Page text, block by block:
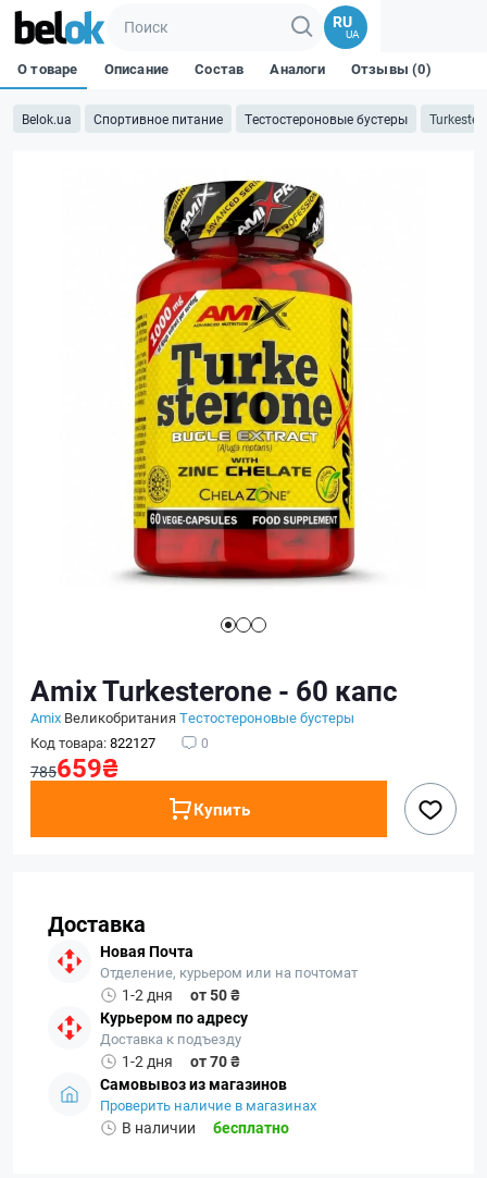
RU
UA
Belok.ua Спортивное питание Тестостероновые бустеры
О товаре Описание Состав Аналоги Отзывы (0)
Amix Turkesterone - 60 капс
Amix ВеликобританияТестостероновые бустеры
Код товара:822127 0
785659₴
Купить
Доставка
Новая Почта
Отделение, курьером или на почтомат
1-2 дня
от 50 ₴
Курьером по адресу
Доставка к подъезду
1-2 дня
от 70 ₴
Самовывоз из магазинов
Проверить наличие в магазинах
В наличии бесплатно